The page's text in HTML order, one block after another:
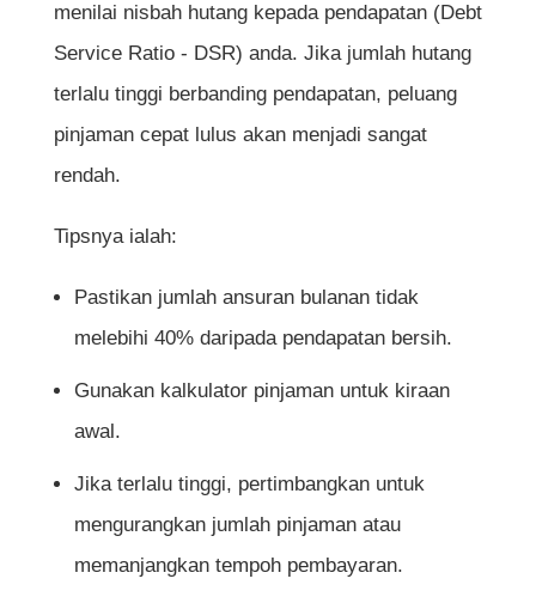
menilai nisbah hutang kepada pendapatan (Debt
Service Ratio - DSR) anda. Jika jumlah hutang
terlalu tinggi berbanding pendapatan, peluang
pinjaman cepat lulus akan menjadi sangat
rendah.
Tipsnya ialah:
Pastikan jumlah ansuran bulanan tidak
melebihi 40% daripada pendapatan bersih.
Gunakan kalkulator pinjaman untuk kiraan
awal.
Jika terlalu tinggi, pertimbangkan untuk
mengurangkan jumlah pinjaman atau
memanjangkan tempoh pembayaran.